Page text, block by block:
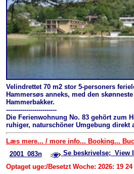
Velindrettet 70 m2 stor 5-personers
Hammersøs anneks, med den
Hammerbakker.
-------------------------
Die Ferienwohnung No. 83 gehört zum
ruhiger, naturschöner Umgebung direkt
Læs mere... / more info... Booking...
2001_083n
Se beskrivelse; View
Optaget uge:/Besetzt Woche: 2026: 19 24